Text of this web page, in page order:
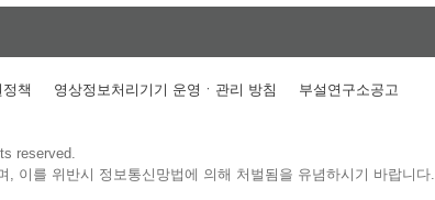
책 영상정보처리기기 운영ㆍ관리 방침 부설연구소공고
reserved.
이를 위반시 정보통신망법에 의해 처벌됨을 유념하시기 바랍니다.